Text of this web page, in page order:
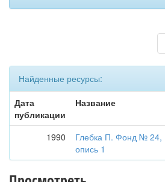
Найденные ресурсы:
Дата
публикации
Название
1990
Глебка П. Фонд № 24,
опись 1